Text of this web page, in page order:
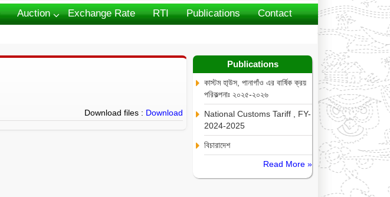
Auction Exchange Rate RTI Publications
Contact
Download files : Download
Publications
কাস্টম হা্উস, পানাগাঁও এর বার্ষিক ক্রয়
পরিকল্পনাঃ ২০২৫-২০২৬
National Customs Tariff , FY-
2024-2025
বিচারাদেশ
Read More »